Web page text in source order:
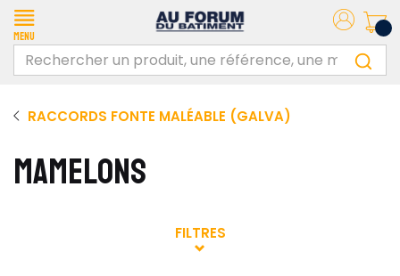
Menu
RACCORDS FONTE MALÉABLE (GALVA)
MAMELONS
FILTRES